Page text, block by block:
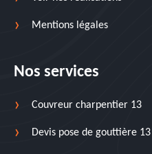
Mentions légales
Nos services
Couvreur charpentier 13
Devis pose de gouttière 13